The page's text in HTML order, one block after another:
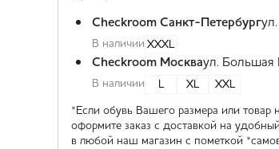
Checkroom Санкт-Петербург
В наличии XXXL
Checkroom Москваул. Большая
В наличии XL XXL
*Если обувь Вашего размера или товар
оформите заказ с доставкой на
в любой наш магазин с пометкой